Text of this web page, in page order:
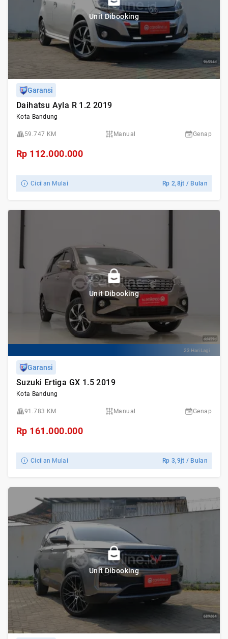
Unit Dibooking
Garansi
Daihatsu Ayla R 1.2 2019
Kota Bandung
59.747 KM Manual Genap
Rp 112.000.000
Cicilan Mulai Rp2,8jt / Bulan
Unit Dibooking
23 Hari Lagi
Garansi
Suzuki Ertiga GX 1.5 2019
Kota Bandung
91.783 KM Manual Genap
Rp 161.000.000
Cicilan Mulai Rp3,9jt / Bulan
Unit Dibooking